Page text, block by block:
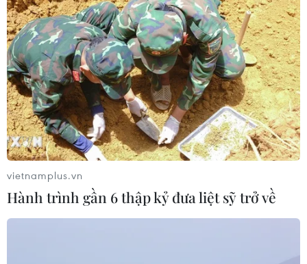
tầng năng lượng khu vực nếu bị tấn
công
06/08/2026 04:37
Iran và Oman đạt thỏa thuận về
tuyến vận tải qua eo biển Hormuz
06/08/2026 04:36
Từ hạt nhân đến eo biển
Hormuz: Đòn bẩy chiến lược mới của
vietnamplus.vn
Hành trình gần 6 thập kỷ đưa liệt sỹ trở về